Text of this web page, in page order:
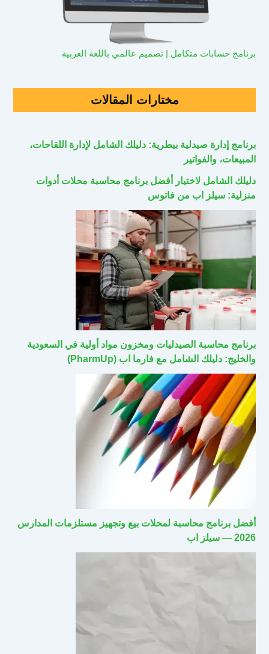
برنامج حسابات متكامل | تصميم عالمي باللغة العربية
مختارات المقالات
برنامج إدارة صيدلية بيطرية: دليلك الشامل لإدارة اللقاحات،
المبيعات، والفواتير
دليلك الشامل لاختيار أفضل برنامج محاسبة محلات أدوات
منزلية: سيلز اب من فاتوس
برنامج محاسبة الصيدليات ومخزون مواد أولية في السعودية
والخليج: دليلك الشامل مع فارما اب (PharmUp)
أفضل برنامج محاسبة لمحلات بيع وتجهيز مستلزمات المدارس
2026 — سيلز اب